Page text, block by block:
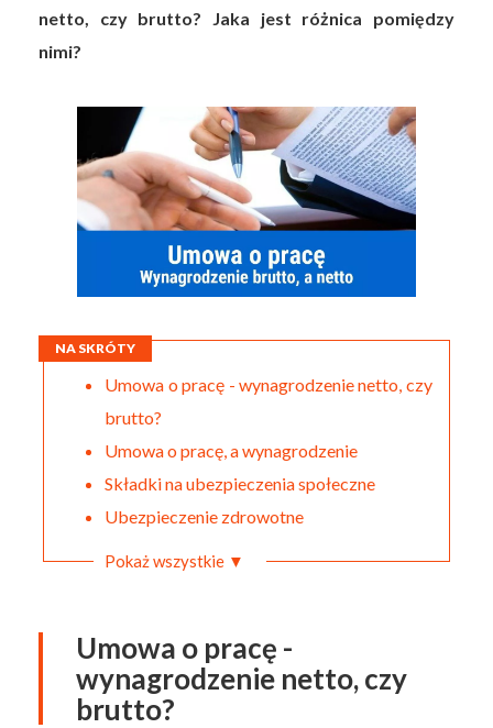
netto, czy brutto? Jaka jest różnica pomiędzy
nimi?
NA SKRÓTY
Umowa o pracę - wynagrodzenie netto, czy
brutto?
Umowa o pracę, a wynagrodzenie
Składki na ubezpieczenia społeczne
Ubezpieczenie zdrowotne
Pokaż wszystkie ▼
Umowa o pracę -
wynagrodzenie netto, czy
brutto?